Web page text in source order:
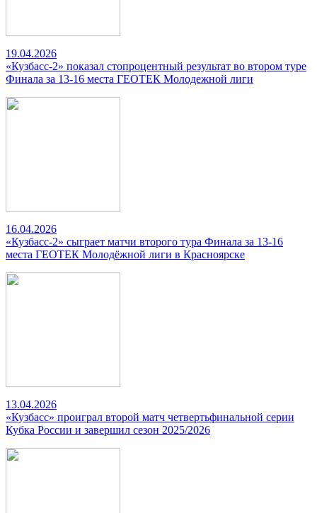
19.04.2026
«Кузбасс-2» показал стопроцентный результат во втором туре
Финала за 13-16 места ГЕОТЕК Молодежной лиги
16.04.2026
«Кузбасс-2» сыграет матчи второго тура Финала за 13-16
места ГЕОТЕК Молодёжной лиги в Красноярске
13.04.2026
«Кузбасс» проиграл второй матч четвертьфинальной серии
Кубка России и завершил сезон 2025/2026